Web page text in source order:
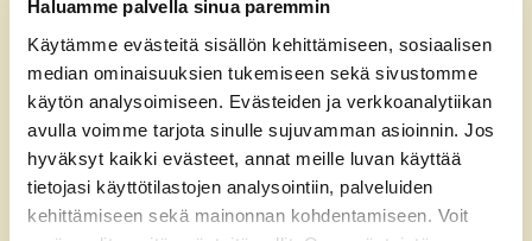
Haluamme palvella sinua paremmin
Käytämme evästeitä sisällön kehittämiseen, sosiaalisen
median ominaisuuksien tukemiseen sekä sivustomme
käytön analysoimiseen. Evästeiden ja verkkoanalytiikan
avulla voimme tarjota sinulle sujuvamman asioinnin. Jos
hyväksyt kaikki evästeet, annat meille luvan käyttää
tietojasi käyttötilastojen analysointiin, palveluiden
kehittämiseen sekä mainonnan kohdentamiseen. Voit
Tampereella
Artikkelit
Julkaistu: 27.4.2021